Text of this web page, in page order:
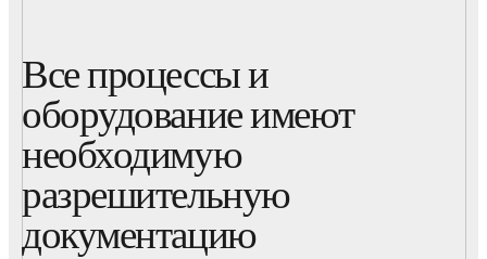
Все процессы и
оборудование имеют
необходимую
разрешительную
документацию